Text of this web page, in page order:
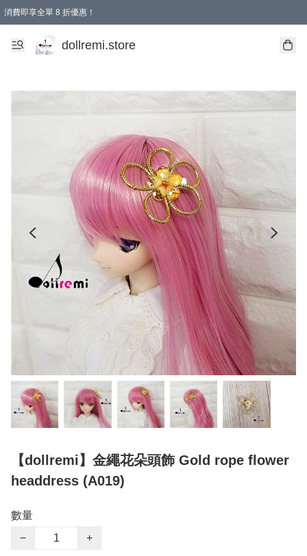
消費即享全單 8 折優惠！
購物滿 HKD 1500.00即享免運費優惠！（適用於 本地送貨、本地取貨、國際送貨 )
dollremi.store
【dollremi】金繩花朵頭飾 Gold rope flower
headdress (A019)
數量
−
+